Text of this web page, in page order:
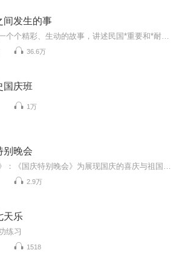
间发生的事
36.6万
国庆班
1万
别晚会
2.9万
天乐
练习
1518